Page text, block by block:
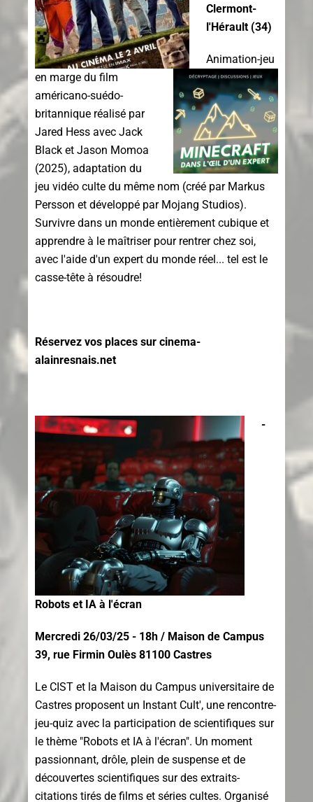
Clermont-
l'Hérault (34)
Animation-jeu
en marge du film
américano-suédo-
britannique réalisé par
Jared Hess avec Jack
Black et Jason Momoa
(2025), adaptation du
jeu vidéo culte du même nom (créé par Markus
Persson et développé par Mojang Studios).
Survivre dans un monde entièrement cubique et
apprendre à le maîtriser pour rentrer chez soi,
avec l'aide d'un expert du monde réel... tel est le
casse-tête à résoudre!
Réservez vos places sur cinema-
alainresnais.net
-
Robots et IA à l'écran
Mercredi 26/03/25 - 18h / Maison de Campus
39, rue Firmin Oulès 81100 Castres
Le CIST et la Maison du Campus universitaire de
Castres proposent un Instant Cult', une rencontre-
jeu-quiz avec la participation de scientifiques sur
le thème "Robots et IA à l'écran". Un moment
passionnant, drôle, plein de suspense et de
découvertes scientifiques sur des extraits-
citations tirés de films et séries cultes. Organisé